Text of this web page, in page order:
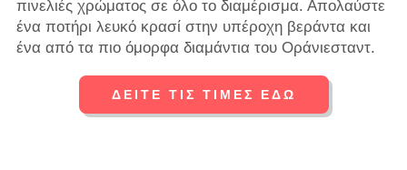
πινελιές χρώματος σε όλο το διαμέρισμα. Απολαύστε
ένα ποτήρι λευκό κρασί στην υπέροχη βεράντα και
ένα από τα πιο όμορφα διαμάντια του Οράνιεσταντ.
ΔΕΙΤΕ ΤΙΣ ΤΙΜΕΣ ΕΔΩ